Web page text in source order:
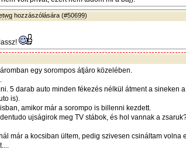
hozzászólására (#50699)
egy sorompos átjáro közelében.
5 darab auto minden fékezés nélkül átment a sineken
is).
amikor már a sorompo is billenni kezdett.
ujságirok meg TV stábok, és hol vannak a
már a kocsiban ültem, pedig szivesen csináltam volna